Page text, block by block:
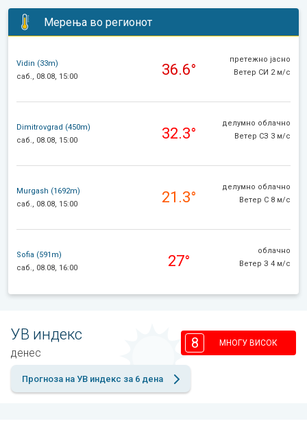
Мерења во регионот
Vidin (33m)
саб., 08.08, 15:00
36.6°
претежно јасно
Ветер СИ 2 м/с
Dimitrovgrad (450m)
саб., 08.08, 15:00
32.3°
делумно облачно
Ветер СЗ 3 м/с
Murgash (1692m)
саб., 08.08, 15:00
21.3°
делумно облачно
Ветер С 8 м/с
Sofia (591m)
саб., 08.08, 16:00
27°
облачно
Ветер З 4 м/с
УВ индекс
денес
8 МНОГУ ВИСОК
Прогноза на УВ индекс за 6 дена